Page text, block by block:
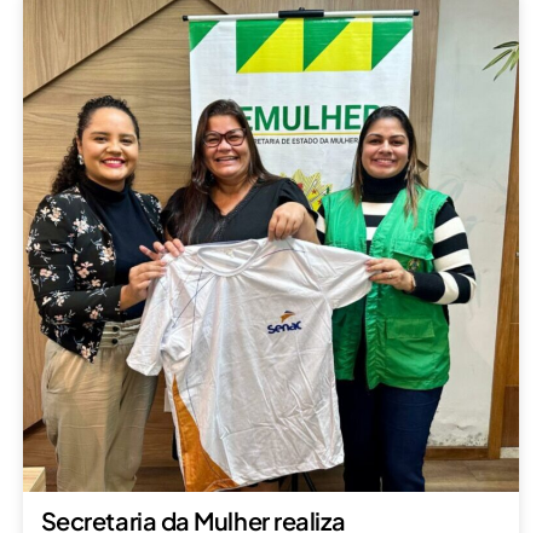
Secretaria da Mulher realiza